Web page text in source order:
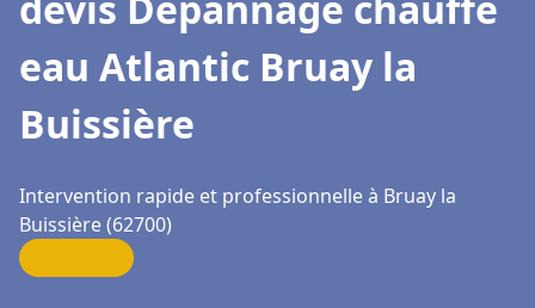
eau Atlantic Bruay la
Buissière
Intervention rapide et professionnelle à Bruay la
Buissière (62700)